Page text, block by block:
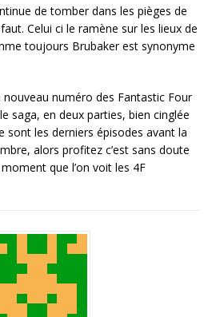
de tomber dans les pièges de
Celui ci le ramène sur les lieux de
toujours Brubaker est synonyme
numéro des Fantastic Four
saga, en deux parties, bien cinglée
sont les derniers épisodes avant la
alors profitez c’est sans doute
que l’on voit les 4F